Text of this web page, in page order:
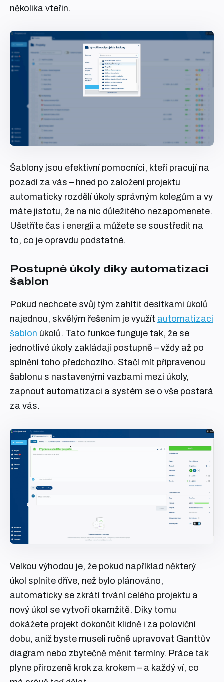
několika vteřin.
Šablony jsou efektivní pomocníci, kteří pracují na
pozadí za vás – hned po založení projektu
automaticky rozdělí úkoly správným kolegům a vy
máte jistotu, že na nic důležitého nezapomenete.
Ušetříte čas i energii a můžete se soustředit na
to, co je opravdu podstatné.
Postupné úkoly díky automatizaci
šablon
Pokud nechcete svůj tým zahltit desítkami úkolů
najednou, skvělým řešením je využít automatizaci
šablon úkolů. Tato funkce funguje tak, že se
jednotlivé úkoly zakládají postupně – vždy až po
splnění toho předchozího. Stačí mít připravenou
šablonu s nastavenými vazbami mezi úkoly,
zapnout automatizaci a systém se o vše postará
za vás.
Velkou výhodou je, že pokud například některý
úkol splníte dříve, než bylo plánováno,
automaticky se zkrátí trvání celého projektu a
nový úkol se vytvoří okamžitě. Díky tomu
dokážete projekt dokončit klidně i za poloviční
dobu, aniž byste museli ručně upravovat Ganttův
diagram nebo zbytečně měnit termíny. Práce tak
plyne přirozeně krok za krokem – a každý ví, co